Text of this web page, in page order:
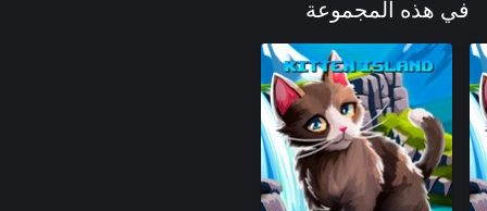
في هذه المجموعة